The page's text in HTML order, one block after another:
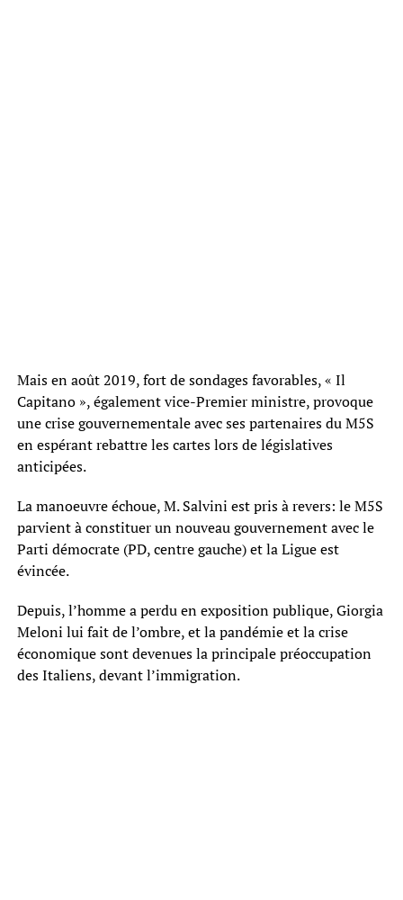
Mais en août 2019, fort de sondages favorables, « Il
Capitano », également vice-Premier ministre, provoque
une crise gouvernementale avec ses partenaires du M5S
en espérant rebattre les cartes lors de législatives
anticipées.
La manoeuvre échoue, M. Salvini est pris à revers: le M5S
parvient à constituer un nouveau gouvernement avec le
Parti démocrate (PD, centre gauche) et la Ligue est
évincée.
Depuis, l’homme a perdu en exposition publique, Giorgia
Meloni lui fait de l’ombre, et la pandémie et la crise
économique sont devenues la principale préoccupation
des Italiens, devant l’immigration.